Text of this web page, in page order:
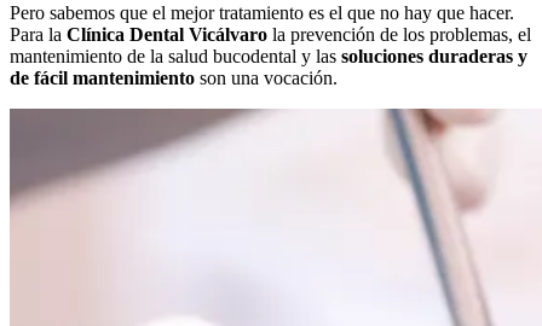
Pero sabemos que el mejor tratamiento es el que no hay que hacer.
Para la Clínica Dental Vicálvaro la prevención de los problemas, el
mantenimiento de la salud bucodental y las soluciones duraderas y
de fácil mantenimiento son una vocación.